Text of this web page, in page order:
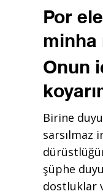
Por
minha
Onun
Birine
sarsılmaz
şüphe
dostluklar